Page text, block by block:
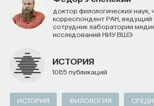
доктор филологических наук, член-
корреспондент РАН, ведущий
сотрудник лаборатории
исследований НИУ ВШЭ
ИСТОРИЯ
1085 публикаций
ИСТОРИЯ ФИЛОЛОГИЯ